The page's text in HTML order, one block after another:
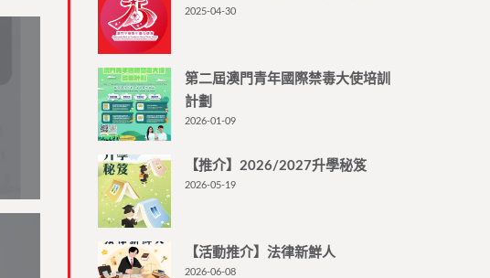
2025-04-30
第二屆澳門青年國際禁毒大使培訓
計劃
2026-01-09
【推介】2026/2027升學秘笈
2026-05-19
【活動推介】法律新鮮人
2026-06-08